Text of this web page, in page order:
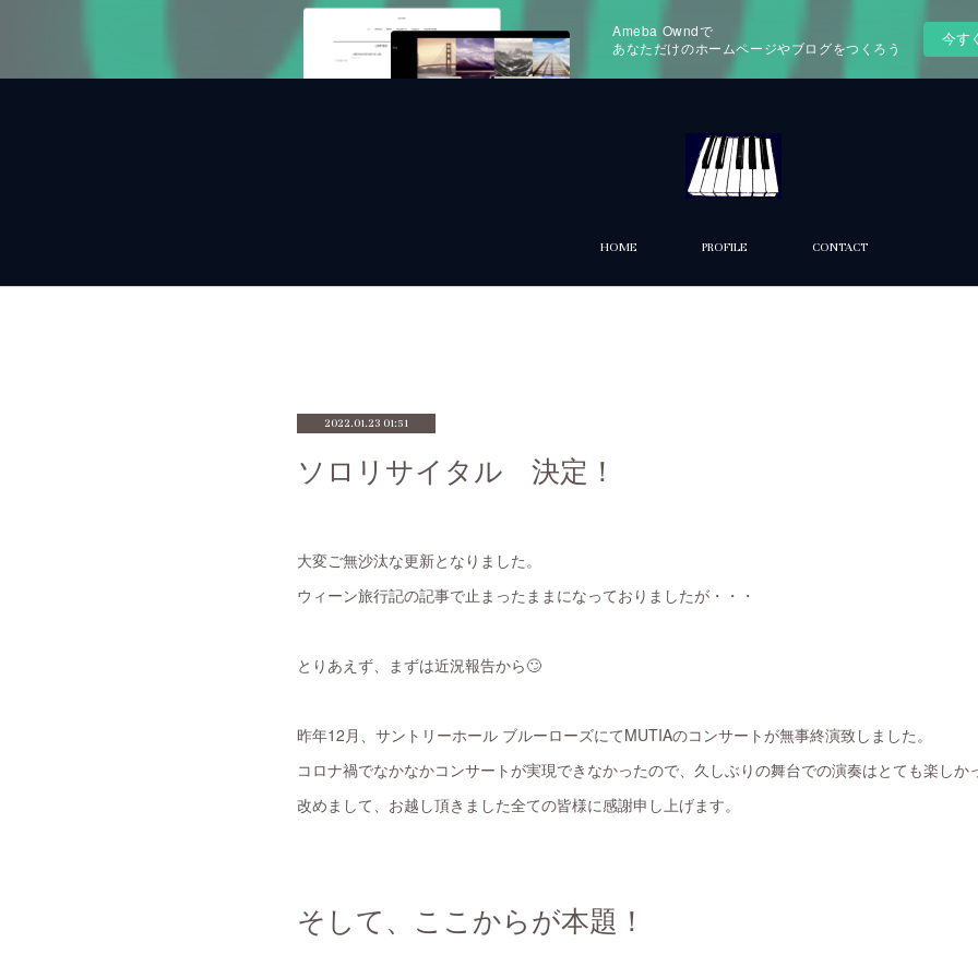
Ameba Owndで
あなただけのホームページやブログをつくろう
今す
HOME PROFILE CONTACT
2022.01.23 01:51
ソロリサイタル 決定！
大変ご無沙汰な更新となりました。
ウィーン旅行記の記事で止まったままになっておりましたが・・・
とりあえず、まずは近況報告から🙄
昨年12月、サントリーホール ブルーローズにてMUTIAのコンサートが無事終演致しました。
コロナ禍でなかなかコンサートが実現できなかったので、久しぶりの舞台での演奏はとても楽しか
改めまして、お越し頂きました全ての皆様に感謝申し上げます。
そして、ここからが本題！